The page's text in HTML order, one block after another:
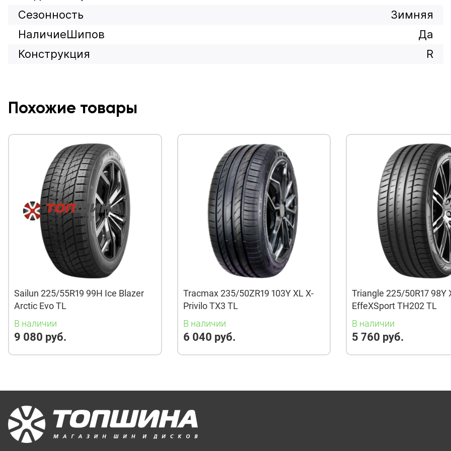
Сезонность
Зимняя
НаличиеШипов
Да
Конструкция
R
Похожие товары
Sailun 225/55R19 99H Ice Blazer
Arctic Evo TL
В наличии
9 080 руб.
Tracmax 235/50ZR19 103Y XL X-
Privilo TX3 TL
В наличии
6 040 руб.
Triangle 225/50R17 98Y
EffeXSport TH202 TL
В наличии
5 760 руб.